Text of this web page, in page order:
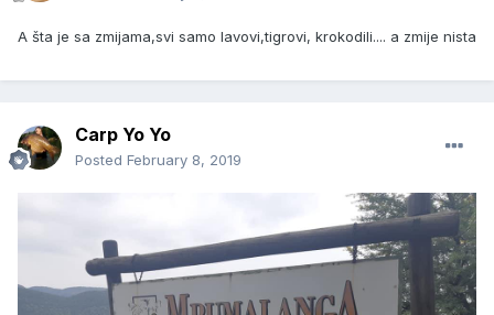
A šta je sa zmijama,svi samo lavovi,tigrovi, krokodili.... a zmije nista
Carp Yo Yo
Posted February 8, 2019